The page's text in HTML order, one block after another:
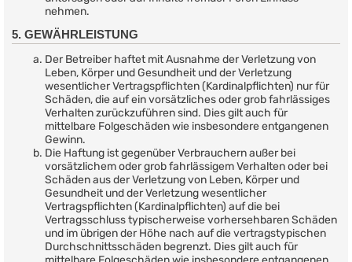
nehmen.
5. GEWÄHRLEISTUNG
Der Betreiber haftet mit Ausnahme der Verletzung von
Leben, Körper und Gesundheit und der Verletzung
wesentlicher Vertragspflichten (Kardinalpflichten) nur für
Schäden, die auf ein vorsätzliches oder grob fahrlässiges
Verhalten zurückzuführen sind. Dies gilt auch für
mittelbare Folgeschäden wie insbesondere entgangenen
Gewinn.
Die Haftung ist gegenüber Verbrauchern außer bei
vorsätzlichem oder grob fahrlässigem Verhalten oder bei
Schäden aus der Verletzung von Leben, Körper und
Gesundheit und der Verletzung wesentlicher
Vertragspflichten (Kardinalpflichten) auf die bei
Vertragsschluss typischerweise vorhersehbaren Schäden
und im übrigen der Höhe nach auf die vertragstypischen
Durchschnittsschäden begrenzt. Dies gilt auch für